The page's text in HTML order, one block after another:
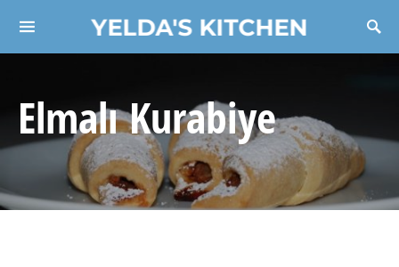
YELDA'S KITCHEN
Search for:
Elmalı Kurabiye